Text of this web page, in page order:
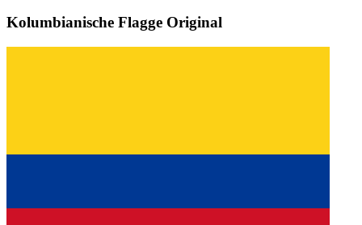
Kolumbianische Flagge Original